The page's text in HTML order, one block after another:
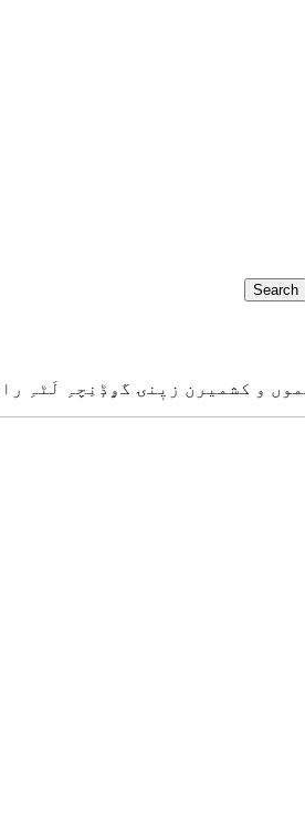
و کشمیرن زیٖنۍ گۄڈٕنِچہِ لَٹہِ